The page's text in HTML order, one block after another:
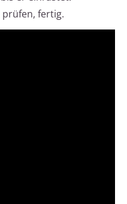
prüfen, fertig.